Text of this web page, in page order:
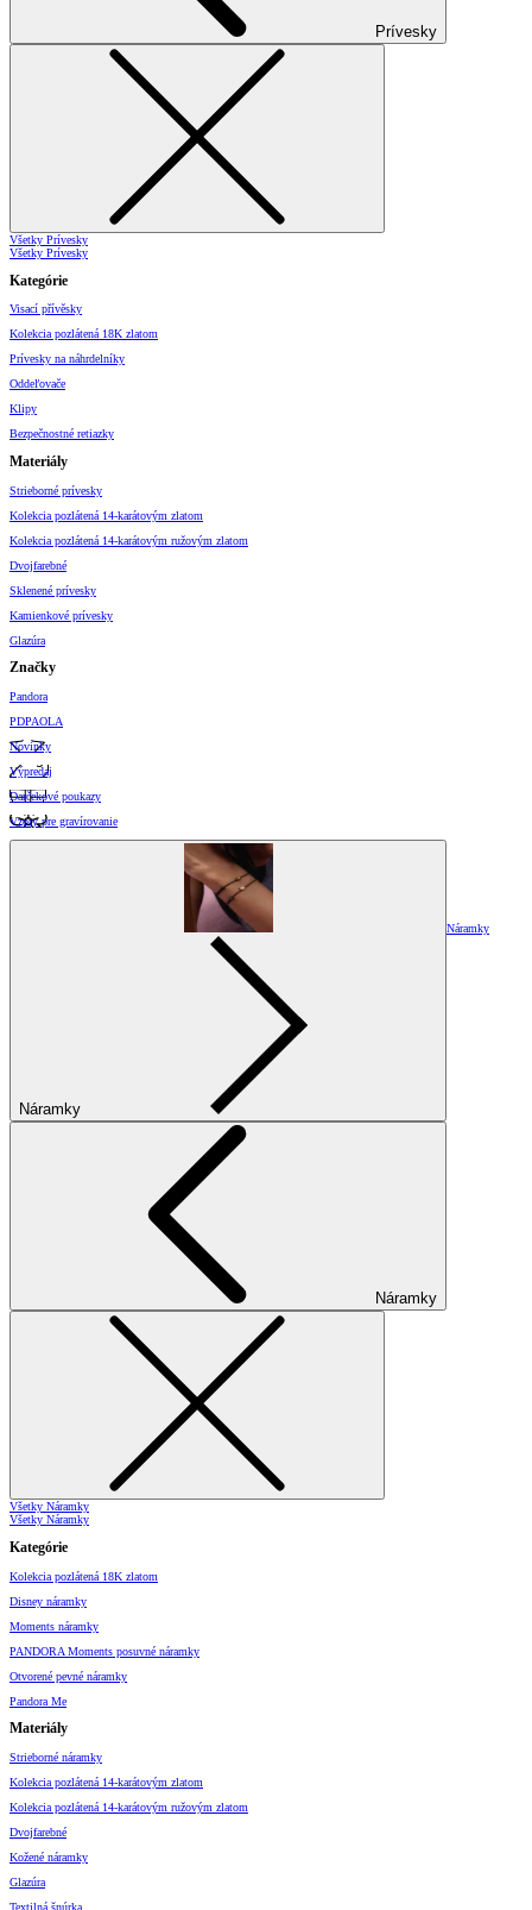
Prívesky
Všetky Prívesky
Všetky Prívesky
Kategórie
Visací přívěsky
Kolekcia pozlátená 18K zlatom
Prívesky na náhrdelníky
Oddeľovače
Klipy
Bezpečnostné retiazky
Materiály
Strieborné prívesky
Kolekcia pozlátená 14-karátovým zlatom
Kolekcia pozlátená 14-karátovým ružovým zlatom
Dvojfarebné
Sklenené prívesky
Kamienkové prívesky
Glazúra
Značky
Pandora
PDPAOLA
Novinky
Výpredaj
Darčekové poukazy
Vzory pre gravírovanie
Náramky
Náramky
Náramky
Všetky Náramky
Všetky Náramky
Kategórie
Kolekcia pozlátená 18K zlatom
Disney náramky
Moments náramky
PANDORA Moments posuvné náramky
Otvorené pevné náramky
Pandora Me
Materiály
Strieborné náramky
Kolekcia pozlátená 14-karátovým zlatom
Kolekcia pozlátená 14-karátovým ružovým zlatom
Dvojfarebné
Kožené náramky
Glazúra
Textilná šnúrka